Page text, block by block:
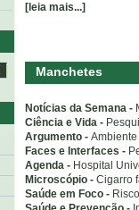
[leia mais...]
Manchetes
Notícias da Semana -
Ciência e Vida -
Argumento -
Faces e Interfaces -
Agenda - Hospital
Microscópio - Cigarro
Saúde em Foco -